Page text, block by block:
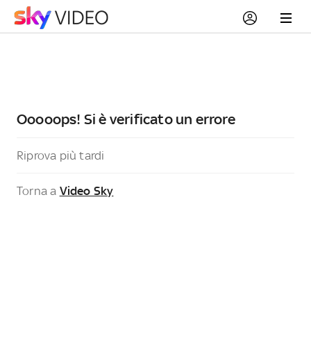
Ooooops! Si è verificato un errore
Riprova più tardi
Torna a Video Sky